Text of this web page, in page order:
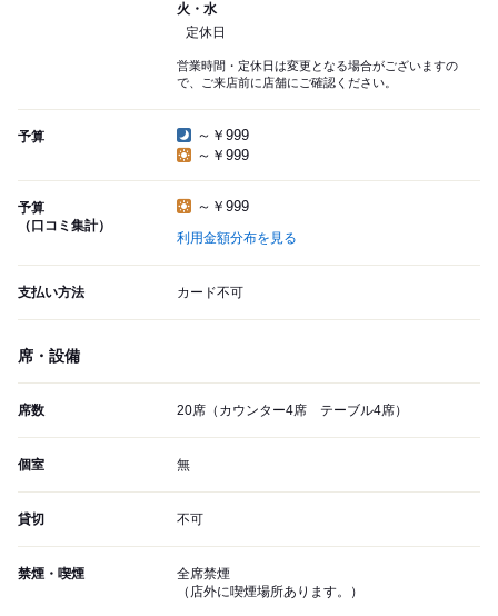
火・水
定休日
営業時間・定休日は変更となる場合がございますの
で、ご来店前に店舗にご確認ください。
予算
～￥999
～￥999
予算
（口コミ集計）
～￥999
利用金額分布を見る
支払い方法 カード不可
席・設備
席数 20席（カウンター4席 テーブル4席）
個室 無
貸切 不可
禁煙・喫煙
全席禁煙
（店外に喫煙場所あります。）